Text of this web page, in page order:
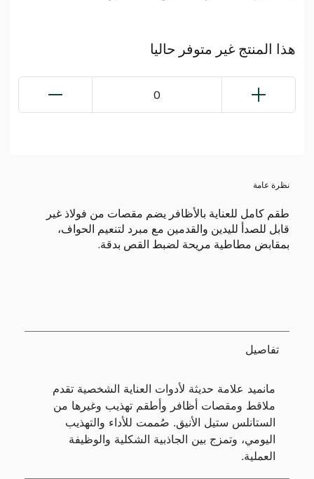
هذا المنتج غير متوفر حاليا
0
نظرة عامة
طقم كامل للعناية بالأظافر يضم مقصات من فولاذ غير
قابل للصدأ لليدين والقدمين مع مبرد لتنعيم الحواف،
بمقابض مطاطية مريحة لضبط القص بدقة.
تفاصيل
مانميد علامة حديثة لأدوات العناية الشخصية تقدم
ملاقط ومقصات أظافر وأطقم تهذيب وغيرها من
الستانلس ستيل الأنيق. صُممت للأداء والتهذيب
اليومي، وتمزج بين الجاذبية الشكلية والوظيفة
العملية.